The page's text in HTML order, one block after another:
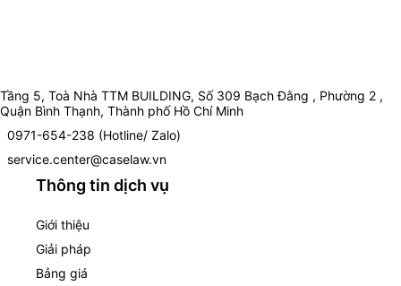
Tầng 5, Toà Nhà TTM BUILDING, Số 309 Bạch Đằng , Phường 2 ,
Quận Bình Thạnh, Thành phố Hồ Chí Minh
0971-654-238 (Hotline/ Zalo)
service.center@caselaw.vn
Thông tin dịch vụ
Giới thiệu
Giải pháp
Bảng giá